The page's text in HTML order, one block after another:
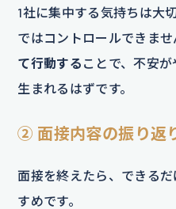
1社に集中する気持ちは大
ではコントロールできませ
て行動する ことで、不安
生まれるはずです。
② 面接内容の振り返
面接を終えたら、できる
すめです。